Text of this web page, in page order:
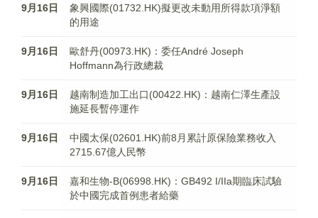
9月16日
象興國際(01732.HK)擬更改未動用所得款項淨額
的用途
9月16日
歐舒丹(00973.HK)：委任André Joseph
Hoffmann為行政總裁
9月16日
越南制造加工出口(00422.HK)：越南仁澤生產設
施延長暫停運作
9月16日
中國太保(02601.HK)前8月累計原保險業務收入
2715.67億人民幣
9月16日
嘉和生物-B(06998.HK)：GB492 I/IIa期臨床試驗
於中國完成首例患者給藥